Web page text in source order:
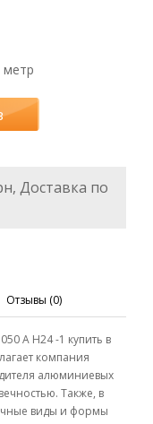
метр
Доставка по
Отзывы (0)
А Н24 -1 купить в
компания
алюминиевых
Также, в
виды и формы